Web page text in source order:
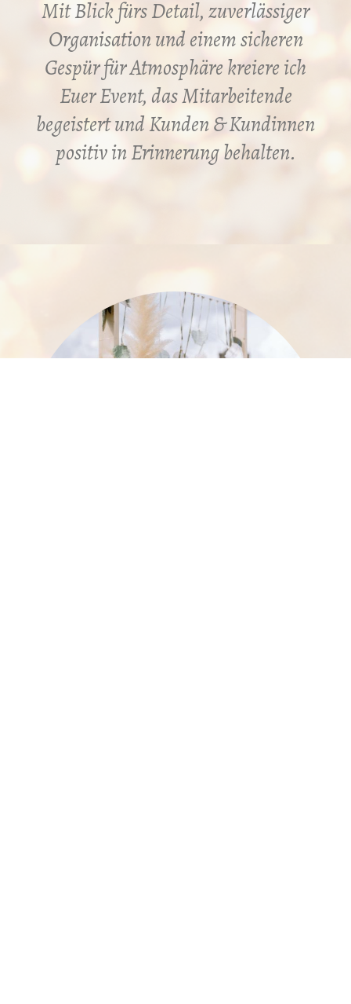
Mit Blick fürs Detail, zuverlässiger
Organisation und einem sicheren
Gespür für Atmosphäre kreiere ich
Euer Event, das Mitarbeitende
begeistert und Kunden & Kundinnen
positiv in Erinnerung behalten.